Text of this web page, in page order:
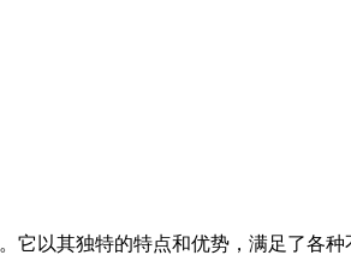
以其独特的特点和优势，满足了各